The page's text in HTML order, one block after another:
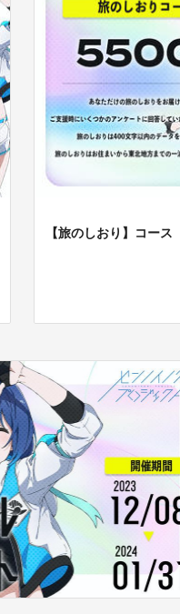
【旅のしおり】コース